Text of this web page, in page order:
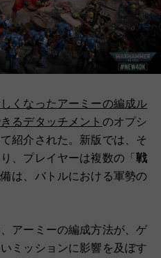
くなったアーミーの編成ル
るデタッチメント のオプシ
紹介された。新版では、そ
、プレイヤーは複数の「戦
は、バトルにおける軍勢の
アーミーの編成方法が、ゲ
ミッションに影響を及ぼす